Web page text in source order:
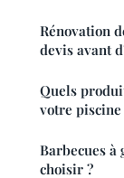
Rénovation
devis avant
Quels
votre
Barbecues à
choisir ?